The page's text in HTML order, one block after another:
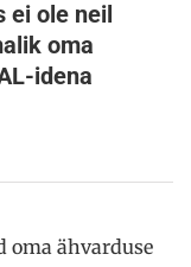
ei ole neil
oma
idena
oma ähvarduse